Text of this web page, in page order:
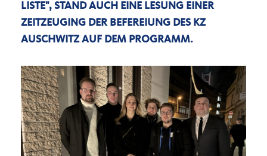
LISTE", STAND AUCH EINE LESUNG EINER
ZEITZEUGING DER BEFEREIUNG DES KZ
AUSCHWITZ AUF DEM PROGRAMM.